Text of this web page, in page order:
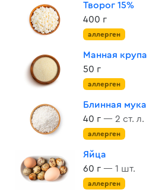
Творог 15%
400 г
аллерген
Манная крупа
50 г
аллерген
Блинная мука
40 г — 2 ст. л.
аллерген
Яйца
60 г — 1 шт.
аллерген